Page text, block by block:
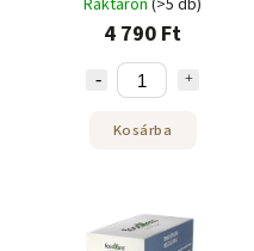
Raktáron (>5 db)
4 790 Ft
Kosárba